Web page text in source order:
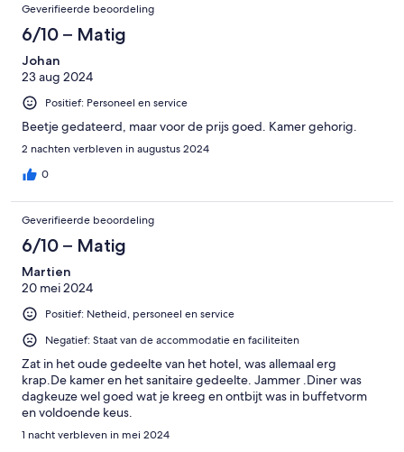
Geverifieerde beoordeling
6/10 – Matig
Johan
23 aug 2024
Positief: Personeel en service
Beetje gedateerd, maar voor de prijs goed. Kamer gehorig.
2 nachten verbleven in augustus 2024
0
Geverifieerde beoordeling
6/10 – Matig
Martien
20 mei 2024
Positief: Netheid, personeel en service
Negatief: Staat van de accommodatie en faciliteiten
Zat in het oude gedeelte van het hotel, was allemaal erg
krap.De kamer en het sanitaire gedeelte. Jammer .Diner was
dagkeuze wel goed wat je kreeg en ontbijt was in buffetvorm
en voldoende keus.
1 nacht verbleven in mei 2024